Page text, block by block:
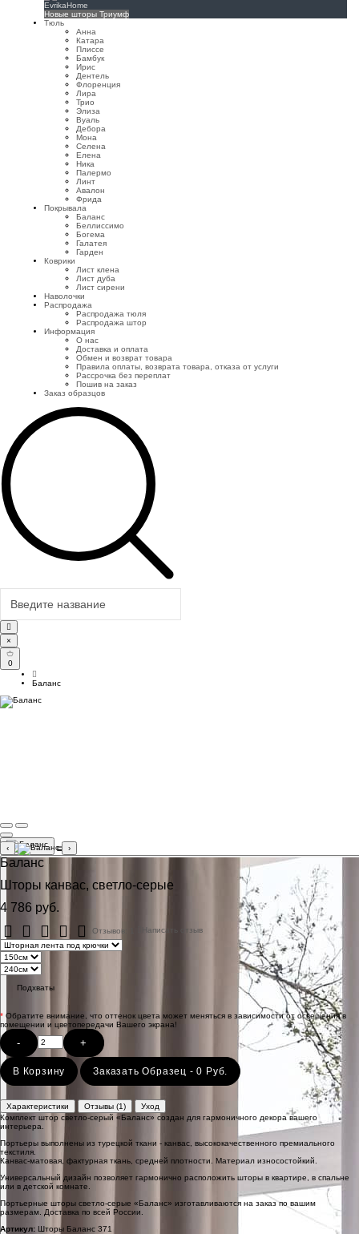
EvrikaHome
Новые шторы Триумф
Тюль
Анна
Катара
Плиссе
Бамбук
Ирис
Дентель
Флоренция
Лира
Трио
Элиза
Вуаль
Дебора
Мона
Селена
Елена
Ника
Палермо
Линт
Авалон
Фрида
Покрывала
Баланс
Беллиссимо
Богема
Галатея
Гарден
Коврики
Лист клена
Лист дуба
Лист сирени
Наволочки
Распродажа
Распродажа тюля
Распродажа штор
Информация
О нас
Доставка и оплата
Обмен и возврат товара
Правила оплаты, возврата товара, отказа от услуги
Рассрочка без переплат
Пошив на заказ
Заказ образцов
×
0
Баланс
‹ ›
Баланс
Шторы канвас, светло-серые
4 786 руб.
Отзывов: 1 Написать отзыв
Подхваты
* Обратите внимание, что оттенок цвета может меняться в зависимости от освещения в
помещении и цветопередачи Вашего экрана!
- +
В Корзину Заказать Образец - 0 Руб.
Характеристики Отзывы (1)
Уход
Комплект штор светло-серый «Баланс» создан для гармоничного декора вашего
интерьера.
Портьеры выполнены из турецкой ткани - канвас, высококачественного премиального
текстиля.
Канвас-матовая, фактурная ткань, средней плотности. Материал износостойкий.
Универсальный дизайн позволяет гармонично расположить шторы в квартире, в спальне
или в детской комнате.
Портьерные шторы светло-серые «Баланс» изготавливаются на заказ по вашим
размерам. Доставка по всей России.
Артикул: Шторы Баланс 371